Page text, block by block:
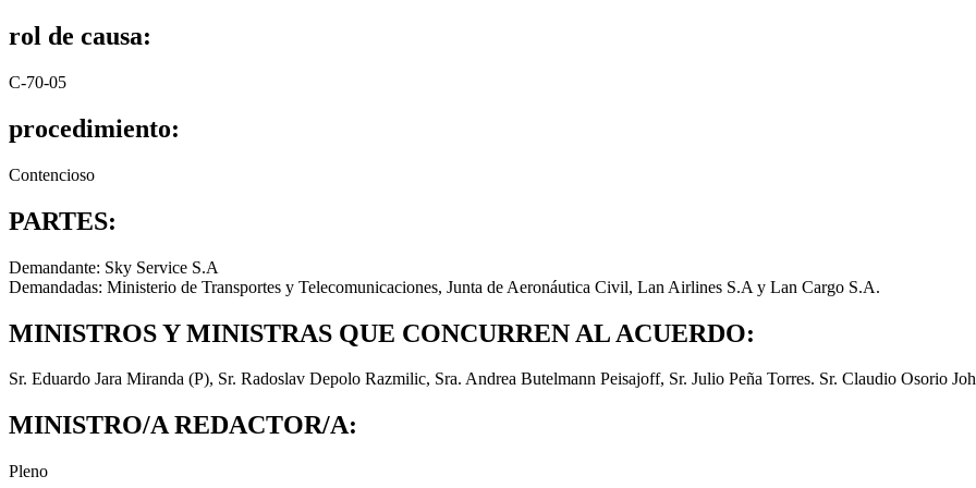
rol de causa:
C-70-05
procedimiento:
Contencioso
PARTES:
Demandante: Sky Service S.A
Demandadas: Ministerio de Transportes y Telecomunicaciones, Junta de Aeronáutica Civil, Lan Airlines S.A y Lan Cargo S.A.
MINISTROS Y MINISTRAS QUE CONCURREN AL ACUERDO:
Sr. Eduardo Jara Miranda (P), Sr. Radoslav Depolo Razmilic, Sra. Andrea Butelmann Peisajoff, Sr. Julio Peña Torres. Sr. Claudio Osorio
MINISTRO/A REDACTOR/A:
Pleno